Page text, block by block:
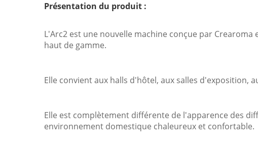
Présentation du produit :
L'Arc2 est une nouvelle machine conçue par
haut de gamme.
Elle convient aux halls d'hôtel, aux salles d'exposition,
Elle est complètement différente de l'apparence des
environnement domestique chaleureux et confortable.